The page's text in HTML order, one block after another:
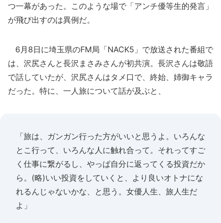
つ一幕があった。このような場で「アンチ優等生的発言」
が飛び出すのは異例だ。
6月8日に埼玉県のFM局「NACK5」で放送された番組で
は、沢尻さんと長沢まさみさんが初共演。長沢さんは敬語
で話していたが、沢尻さんはタメ口で、終始、姉御キャラ
だった。特に、一人旅について話が及ぶと、
「旅は、ガンガン行った方がいいと思うよ。いろんな
とこ行って、いろんな人に触れ合って。それってすご
く仕事に繋がるし、やっぱ自分に返ってくる投資だか
ら。(略)いい投資をしていくと、より良いオトナにな
れるんじゃないかな、と思う。女優人生、旅人生だ
よ」